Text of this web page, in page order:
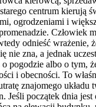
centrum kierują
ogrodzeniami i
Człowiek
odnieść wrażenie,
nie zna, a jednak
o pogodzie albo o
i obecności. To
znajomego
Jeśli początek dnia